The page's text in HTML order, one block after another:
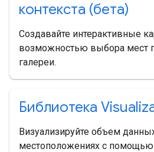
контекста (бета)
Создавайте интерактивные
возможностью выбора мест
галереи.
Библиотека
Визуализируйте объем
местоположениях с помощью